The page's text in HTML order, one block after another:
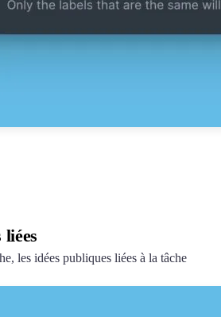
liées
les idées publiques liées à la tâche